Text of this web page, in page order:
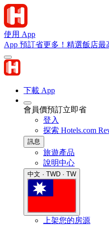
使用 App
App 預訂省更多！精選飯店最
下載 App
會員價預訂立即省
登入
探索 Hotels.com
訊息
旅遊產品
說明中心
中文 · TWD · TW
上架您的房源